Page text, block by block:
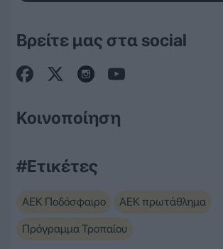
Βρείτε μας στα social
Κοινοποίηση
#Ετικέτες
ΑΕΚ Ποδόσφαιρο
ΑΕΚ πρωτάθλημα
Πρόγραμμα Τροπαίου